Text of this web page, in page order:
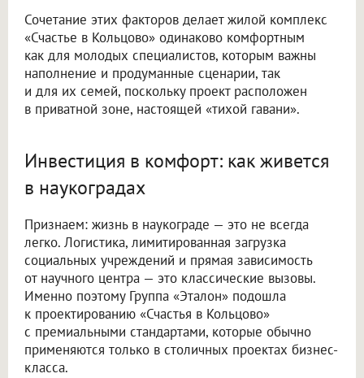
Сочетание этих факторов делает жилой комплекс
«Счастье в Кольцово» одинаково комфортным
как для молодых специалистов, которым важны
наполнение и продуманные сценарии, так
и для их семей, поскольку проект расположен
в приватной зоне, настоящей «тихой гавани».
Инвестиция в комфорт: как живется
в наукоградах
Признаем: жизнь в наукограде — это не всегда
легко. Логистика, лимитированная загрузка
социальных учреждений и прямая зависимость
от научного центра — это классические вызовы.
Именно поэтому Группа «Эталон» подошла
к проектированию «Счастья в Кольцово»
с премиальными стандартами, которые обычно
применяются только в столичных проектах бизнес-
класса.